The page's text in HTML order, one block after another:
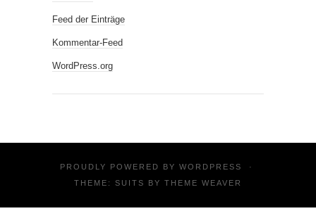
Feed der Einträge
Kommentar-Feed
WordPress.org
PROUDLY POWERED BY WORDPRESS
·
THEME: SUITS BY THEME WEAVER